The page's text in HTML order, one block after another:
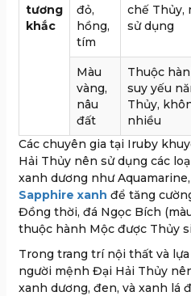
tương
khắc
đỏ,
hồng,
tím
chế Thủy,
sử dụng
Màu
vàng,
nâu
đất
Thuộc
suy yếu
Thủy,
nhiều
Các chuyên gia tại Iruby
Hải Thủy nên sử dụng các
xanh dương như
Sapphire xanh để tăng
Đồng thời, đá Ngọc Bích
thuộc hành Mộc được Thủy
Trong trang trí nội thất và
người mệnh Đại Hải Thủy
xanh dương, đen, và xanh lá